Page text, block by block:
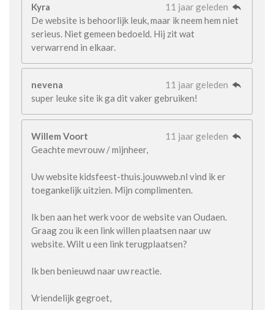
Kyra
11 jaar geleden
De website is behoorlijk leuk, maar ik neem hem niet
serieus. Niet gemeen bedoeld. Hij zit wat
verwarrend in elkaar.
nevena
11 jaar geleden
super leuke site ik ga dit vaker gebruiken!
Willem Voort
11 jaar geleden
Geachte mevrouw / mijnheer,
Uw website kidsfeest-thuis.jouwweb.nl vind ik er
toegankelijk uitzien. Mijn complimenten.
Ik ben aan het werk voor de website van Oudaen.
Graag zou ik een link willen plaatsen naar uw
website. Wilt u een link terugplaatsen?
Ik ben benieuwd naar uw reactie.
Vriendelijk gegroet,